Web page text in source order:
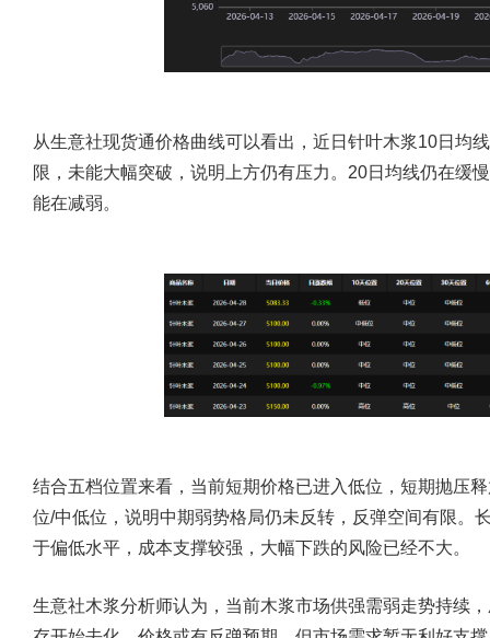
从生意社现货通价格曲线可以看出，近日针叶木浆10日均
限，未能大幅突破，说明上方仍有压力。20日均线仍在缓
能在减弱。
结合五档位置来看，当前短期价格已进入低位，短期抛压
位/中低位，说明中期弱势格局仍未反转，反弹空间有限。
于偏低水平，成本支撑较强，大幅下跌的风险已经不大。
生意社木浆分析师认为，当前木浆市场供强需弱走势持续